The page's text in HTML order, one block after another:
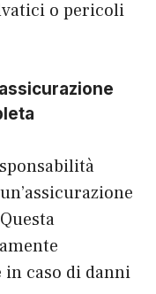
o pericoli
caso di danni